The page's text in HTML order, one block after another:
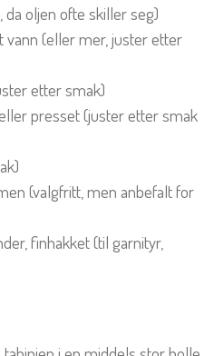
oljen ofte skiller seg)
vann (eller mer, juster etter
etter smak)
presset (juster etter smak
(valgfritt, men anbefalt for
finhakket (til garnityr,